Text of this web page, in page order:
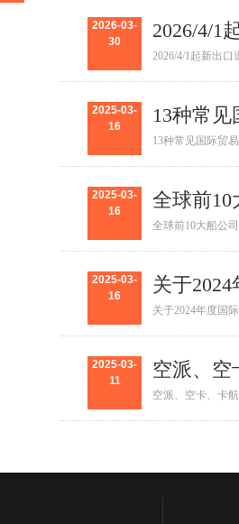
2026-03-
30
2026/4/1
2026/4/1起新出口
2025-03-
16
13种常
13种常见国际贸
2025-03-
16
全球前10
全球前10大船公司
2025-03-
16
关于
关于2024年度国
2025-03-
11
空派、空
空派、空卡、卡